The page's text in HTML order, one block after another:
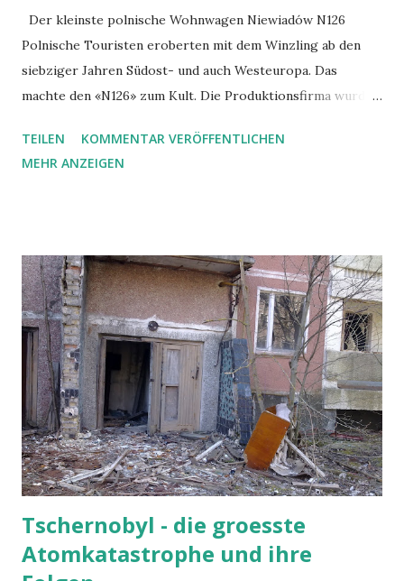
Der kleinste polnische Wohnwagen Niewiadów N126
Polnische Touristen eroberten mit dem Winzling ab den
siebziger Jahren Südost- und auch Westeuropa. Das
machte den «N126» zum Kult. Die Produktionsfirma wurde
Dorfpolizist die legendäre «Niewiadowka» auf das
Grundstück fährt, dämmert es schon fast. «Sehen Sie her,
Klebeband reparierten Plexiglasscheibe schummrig orange.
«Ich hoffe, Sie fahren damit nicht allzu weit», sagt der
Mittvierziger. Auch eine Gasflasche sollte man zwischen
der Aussenbox und dem Herd besser nicht mehr
anzuschliessen versuchen, meint er. Der Polizist ist ausser
Dienst und deshalb etwas gesprächiger als sonst. Das
Baujahr des «N126» vermutet er irgendwo zwischen 1979
und 1982, genau weiss er es nicht. «Zu kommunistischer
Zeit war das ein ...
TEILEN
KOMMENTAR VERÖFFENTLICHEN
MEHR ANZEIGEN
Tschernobyl - die groesste
Atomkatastrophe und ihre